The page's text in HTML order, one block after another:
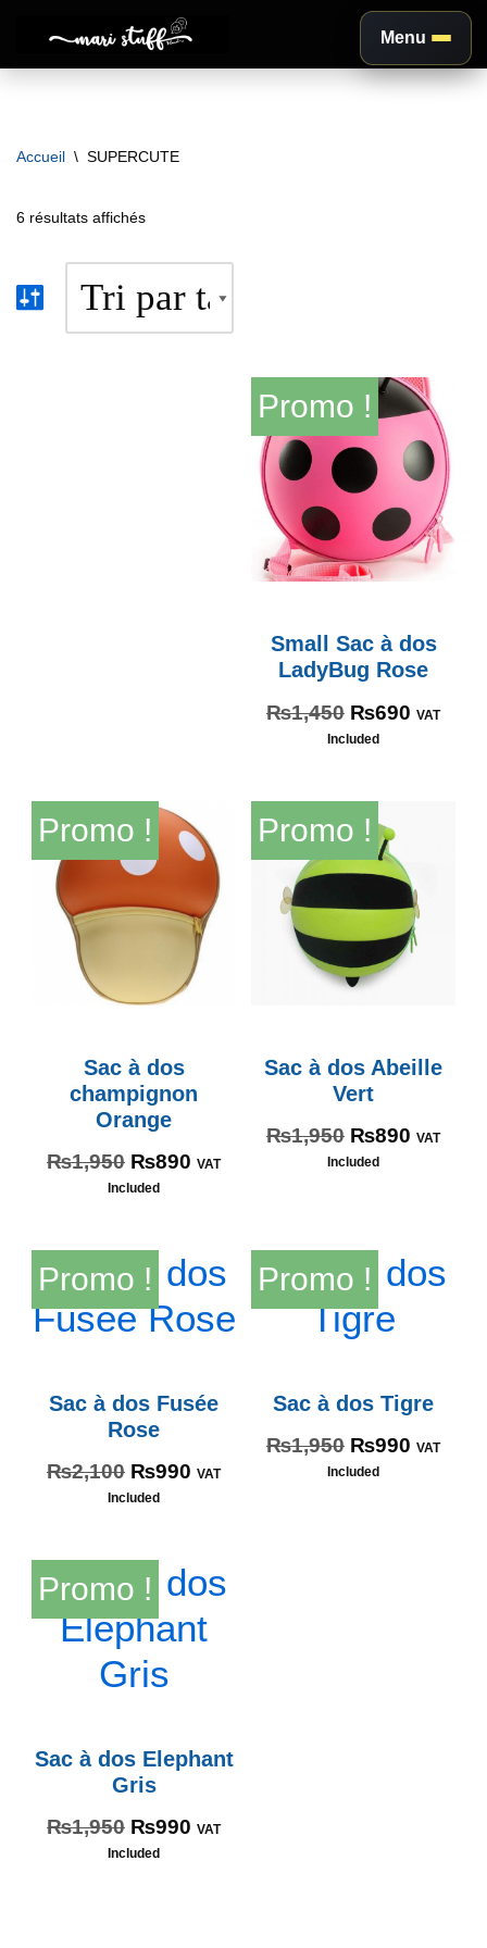
Aller
contenu
Menu
Accueil \ SUPERCUTE
6 résultats affichés
Promo !
Small Sac à dos
LadyBug Rose
₨1,450 ₨690 VAT
Included
Promo !
Sac à dos
champignon
Orange
₨1,950 ₨890 VAT
Included
Promo !
Sac à dos Abeille
Vert
₨1,950 ₨890 VAT
Included
Promo !
Sac à dos Fusée
Rose
₨2,100 ₨990 VAT
Included
Promo !
Sac à dos Tigre
₨1,950 ₨990 VAT
Included
Promo !
Sac à dos Elephant
Gris
₨1,950 ₨990 VAT
Included